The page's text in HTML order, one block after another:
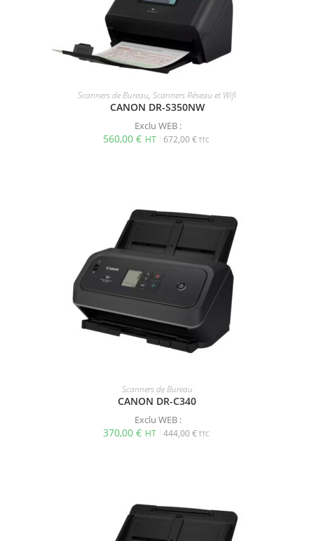
Scanners de Bureau, Scanners Réseau et Wifi
CANON DR-S350NW
Exclu WEB :
560,00 € 672,00 €
Scanners de Bureau
CANON DR-C340
Exclu WEB :
370,00 € 444,00 €